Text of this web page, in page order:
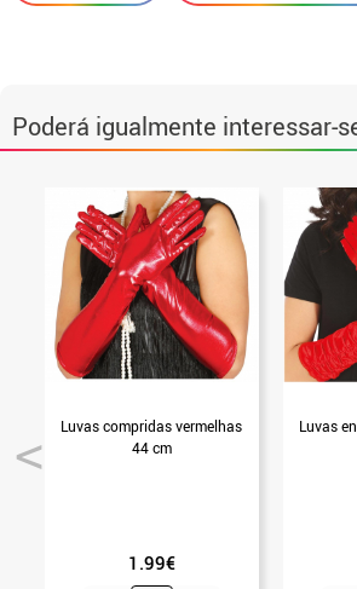
Poderá igualmente interessar-
Luvas compridas vermelhas
44 cm
1.99€
Luvas